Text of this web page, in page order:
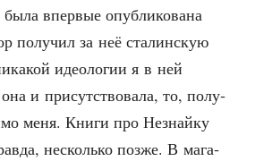
впер­вые опуб­ли­ко­ва­на
полу­чил за неё ста­лин­скую
идео­ло­гии я в ней
и при­сут­ство­ва­ла, то, полу­
меня. Кни­ги про Незнай­ку
несколь­ко поз­же. В мага­